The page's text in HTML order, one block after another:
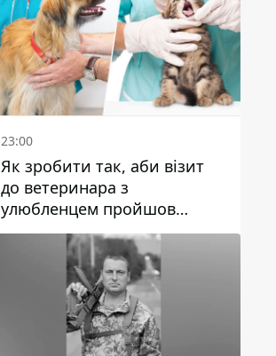
23:00
Як зробити так, аби візит
до ветеринара з
улюбленцем пройшов
спокійно: прості поради